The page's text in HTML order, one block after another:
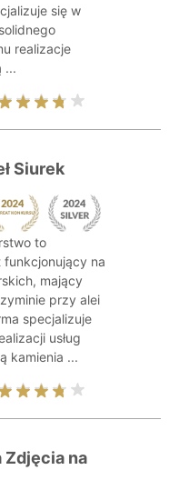
się w
realizacje
...
Siurek
to
na
mający
przy alei
specjalizuje
usług
kamienia ...
Zdjęcia na